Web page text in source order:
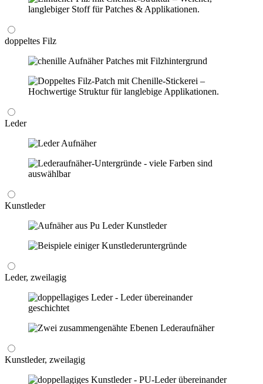
doppeltes Filz
Leder
Kunstleder
Leder, zweilagig
Kunstleder, zweilagig